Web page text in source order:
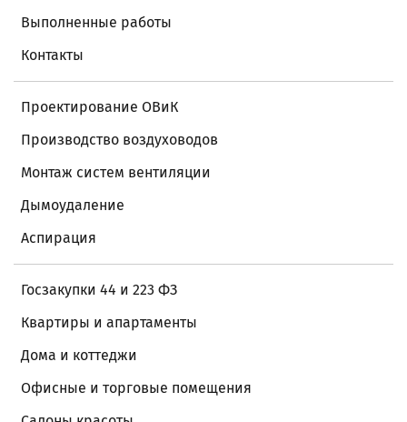
Выполненные работы
Контакты
Проектирование ОВиК
Производство воздуховодов
Монтаж систем вентиляции
Дымоудаление
Аспирация
Госзакупки 44 и 223 ФЗ
Квартиры и апартаменты
Дома и коттеджи
Офисные и торговые помещения